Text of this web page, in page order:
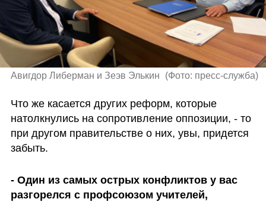
Авигдор Либерман и Зеэв Элькин (Фото: пресс-служба)
Что же касается других реформ, которые
натолкнулись на сопротивление оппозиции, - то
при другом правительстве о них, увы, придется
забыть.
- Один из самых острых конфликтов у вас
разгорелся с профсоюзом учителей,